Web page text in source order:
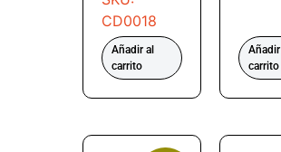
CD0018
Añadir al
carrito
carrito